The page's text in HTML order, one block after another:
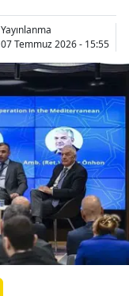
Yayınlanma
07 Temmuz 2026 - 15:55